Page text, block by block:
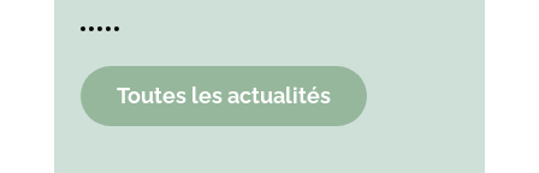
Toutes les actualités